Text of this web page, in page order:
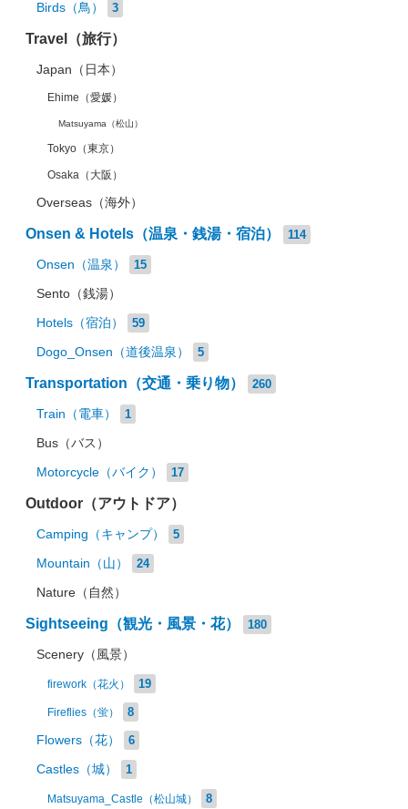
Birds（鳥） 3
Travel（旅行）
Japan（日本）
Ehime（愛媛）
Matsuyama（松山）
Tokyo（東京）
Osaka（大阪）
Overseas（海外）
Onsen & Hotels（温泉・銭湯・宿泊） 114
Onsen（温泉） 15
Sento（銭湯）
Hotels（宿泊） 59
Dogo_Onsen（道後温泉） 5
Transportation（交通・乗り物） 260
Train（電車） 1
Bus（バス）
Motorcycle（バイク） 17
Outdoor（アウトドア）
Camping（キャンプ） 5
Mountain（山） 24
Nature（自然）
Sightseeing（観光・風景・花） 180
Scenery（風景）
firework（花火） 19
Fireflies（蛍） 8
Flowers（花） 6
Castles（城） 1
Matsuyama_Castle（松山城） 8